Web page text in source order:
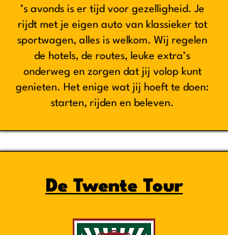
’s avonds is er tijd voor gezelligheid. Je
rijdt met je eigen auto van klassieker tot
sportwagen, alles is welkom. Wij regelen
de hotels, de routes, leuke extra’s
onderweg en zorgen dat jij volop kunt
genieten. Het enige wat jij hoeft te doen:
starten, rijden en beleven.
De Twente Tour